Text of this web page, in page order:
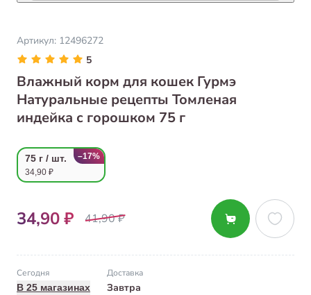
Артикул: 12496272
5
Влажный корм для кошек Гурмэ
Натуральные рецепты Томленая
индейка с горошком 75 г
–17%
75 г / шт.
34,90 ₽
34,90 ₽ 41,90 ₽
Сегодня
В 25 магазинах
Доставка
Завтра